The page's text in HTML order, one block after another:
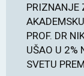
PRIZNANJE
PROF. DR
UŠAO U 2%
SVETU